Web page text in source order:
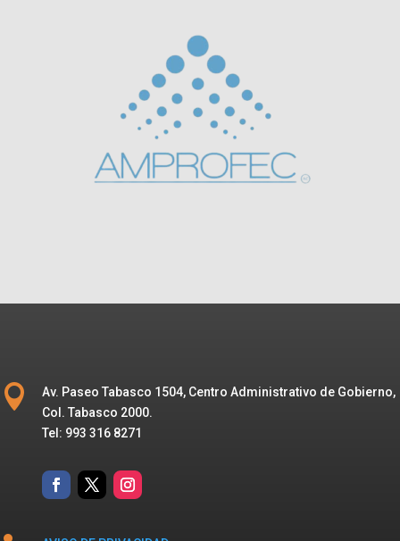

Av. Paseo Tabasco 1504, Centro Administrativo de Gobierno,
Col. Tabasco 2000.
Tel: 993 316 8271